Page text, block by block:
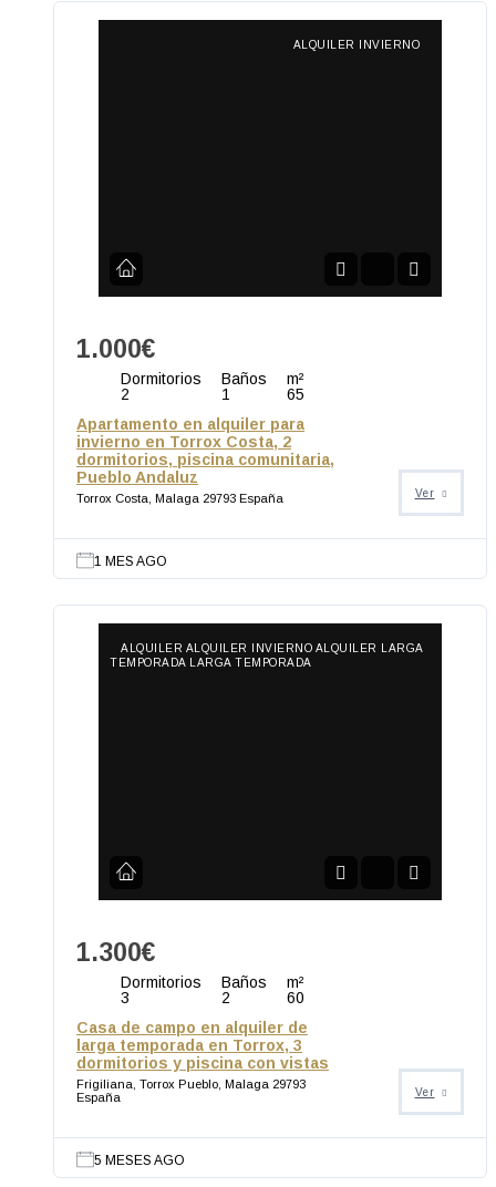
ALQUILER INVIERNO
1.000€
Dormitorios
2
Baños
1
m²
65
Apartamento en alquiler para
invierno en Torrox Costa, 2
dormitorios, piscina comunitaria,
Pueblo Andaluz
Torrox Costa, Malaga 29793 España Ver
1 MES AGO
ALQUILER ALQUILER INVIERNO ALQUILER LARGA
TEMPORADA LARGA TEMPORADA
1.300€
Dormitorios
3
Baños
2
m²
60
Casa de campo en alquiler de
larga temporada en Torrox, 3
dormitorios y piscina con vistas
Frigiliana, Torrox Pueblo, Malaga 29793
España
Ver
5 MESES AGO